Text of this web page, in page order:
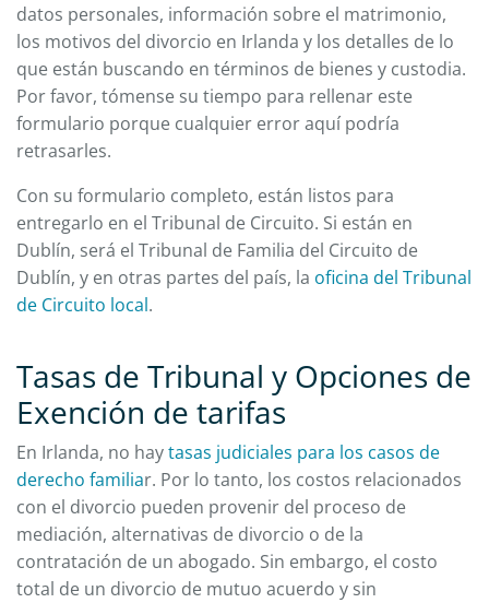
datos personales, información sobre el matrimonio,
los motivos del divorcio en Irlanda y los detalles de lo
que están buscando en términos de bienes y custodia.
Por favor, tómense su tiempo para rellenar este
formulario porque cualquier error aquí podría
retrasarles.
Con su formulario completo, están listos para
entregarlo en el Tribunal de Circuito. Si están en
Dublín, será el Tribunal de Familia del Circuito de
Dublín, y en otras partes del país, la oficina del Tribunal
de Circuito local.
Tasas de Tribunal y Opciones de
Exención de tarifas
En Irlanda, no haytasas judiciales para los casos de
derecho familiar. Por lo tanto, los costos relacionados
con el divorcio pueden provenir del proceso de
mediación, alternativas de divorcio o de la
contratación de un abogado. Sin embargo, el costo
total de un divorcio de mutuo acuerdo y sin